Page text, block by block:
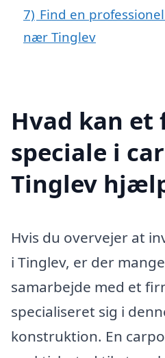
7) Find en
nær Tinglev
Hvad kan et
speciale i
Tinglev
Hvis du overvejer at
i Tinglev, er der
samarbejde med et
specialiseret sig i
konstruktion. En